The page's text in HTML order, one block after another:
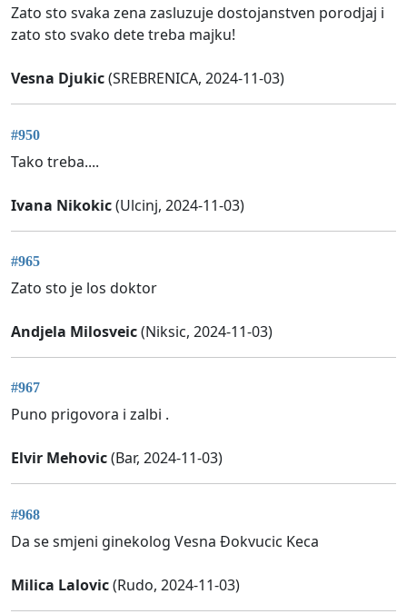
Zato sto svaka zena zasluzuje dostojanstven porodjaj i
zato sto svako dete treba majku!
Vesna Djukic(SREBRENICA, 2024-11-03)
#950
Tako treba....
Ivana Nikokic(Ulcinj, 2024-11-03)
#965
Zato sto je los doktor
Andjela Milosveic(Niksic, 2024-11-03)
#967
Puno prigovora i zalbi .
Elvir Mehovic(Bar, 2024-11-03)
#968
Da se smjeni ginekolog Vesna Ðokvucic Keca
Milica Lalovic(Rudo, 2024-11-03)